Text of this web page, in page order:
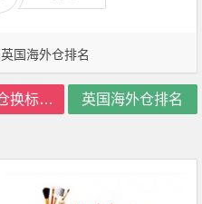
英国海外仓排名
英国海外仓换标价格 英国海外仓排名